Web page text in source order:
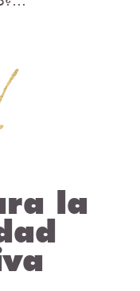
la